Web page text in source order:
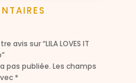
avis sur “LILA LOVES IT
pas publiée. Les champs
*